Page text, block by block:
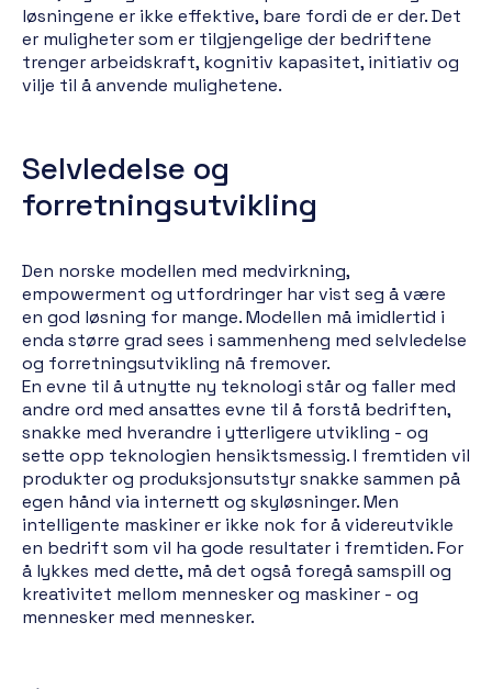
løsningene er ikke effektive, bare fordi de er der. Det
er muligheter som er tilgjengelige der bedriftene
trenger arbeidskraft, kognitiv kapasitet, initiativ og
vilje til å anvende mulighetene.
Selvledelse og
forretningsutvikling
Den norske modellen med medvirkning,
empowerment og utfordringer har vist seg å være
en god løsning for mange. Modellen må imidlertid i
enda større grad sees i sammenheng med selvledelse
og forretningsutvikling nå fremover.
En evne til å utnytte ny teknologi står og faller med
andre ord med ansattes evne til å forstå bedriften,
snakke med hverandre i ytterligere utvikling - og
sette opp teknologien hensiktsmessig. I fremtiden vil
produkter og produksjonsutstyr snakke sammen på
egen hånd via internett og skyløsninger. Men
intelligente maskiner er ikke nok for å videreutvikle
en bedrift som vil ha gode resultater i fremtiden. For
å lykkes med dette, må det også foregå samspill og
kreativitet mellom mennesker og maskiner - og
mennesker med mennesker.